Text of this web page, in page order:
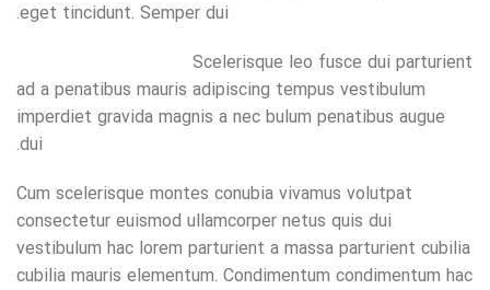
eget tincidunt. Semper dui.
Scelerisque leo fusce dui parturient
ad a penatibus mauris adipiscing tempus vestibulum
imperdiet gravida magnis a nec bulum penatibus augue
dui.
Cum scelerisque montes conubia vivamus volutpat
consectetur euismod ullamcorper netus quis dui
vestibulum hac lorem parturient a massa parturient cubilia
cubilia mauris elementum. Condimentum condimentum hac